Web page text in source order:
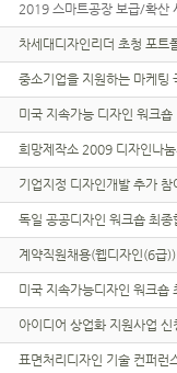
2019 스마트공장 보급/확
차세대디자인리더 초청 포
중소기업을 지원하는 마케팅
미국 지속가능 디자인 워크
희망제작소 2009 디자인나
기업지정 디자인개발 추가
독일 공공디자인 워크숍 최
계약직원채용(웹디자인(6급
미국 지속가능디자인 워크숍
아이디어 상업화 지원사업
표면처리디자인 기술 컨퍼런